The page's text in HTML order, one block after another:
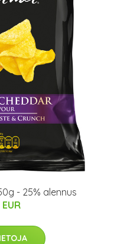
- 25% alennus
EUR